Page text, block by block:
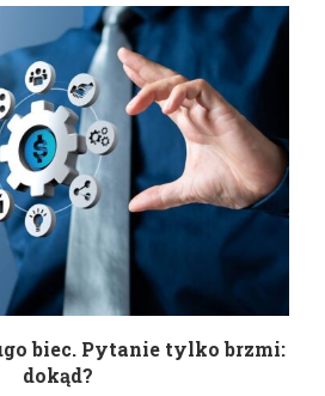
biec. Pytanie tylko brzmi:
dokąd?